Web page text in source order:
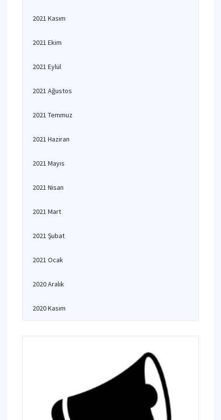
2021 Kasım
2021 Ekim
2021 Eylül
2021 Ağustos
2021 Temmuz
2021 Haziran
2021 Mayıs
2021 Nisan
2021 Mart
2021 Şubat
2021 Ocak
2020 Aralık
2020 Kasım